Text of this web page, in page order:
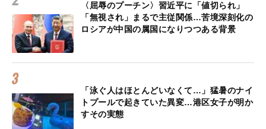
〈屈辱のプーチン〉習近平に「値切られ」
「無視され」まるで主従関係…苦境深刻化の
ロシアが中国の属国になりつつある背景
「泳ぐ人はほとんどいなくて…」猛暑のナイ
トプールで起きていた異変…港区女子が明か
すその実態